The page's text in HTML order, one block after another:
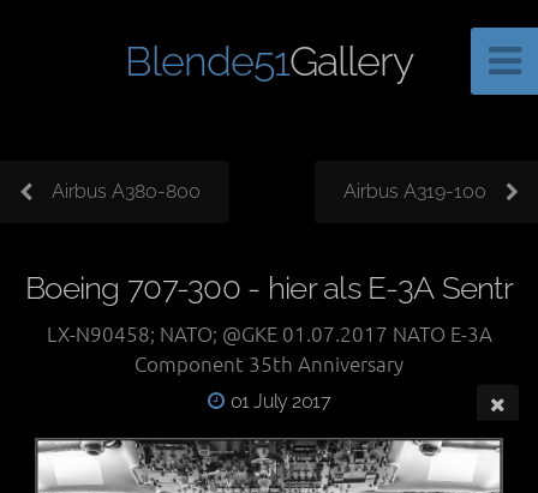
Blende51Gallery
Airbus A380-800 Airbus A319-100
Boeing 707-300 - hier als E-3A Sentr
LX-N90458; NATO; @GKE 01.07.2017 NATO E-3A
Component 35th Anniversary
01 July 2017